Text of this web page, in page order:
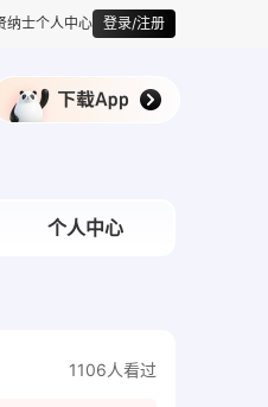
纳士个人中心 登录/注册
个人中心
1106人看过